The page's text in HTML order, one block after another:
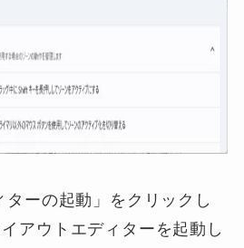
ターの起動」をクリックし
アウトエディターを起動し